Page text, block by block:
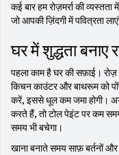
कई बार हम रोज़मर्रा की
जो आपकी ज़िंदगी में पवित्रता
घर में शुद्धता बनाए
पहला काम है घर की सफ़ाई।
किचन काउंटर और बाथरूम को
करें, इससे धूल कम जमा होगी।
करते हैं, तो टोल पेइंट पर कम
समय भी बचेगा।
खाना बनाते समय साफ़ बर्तनों